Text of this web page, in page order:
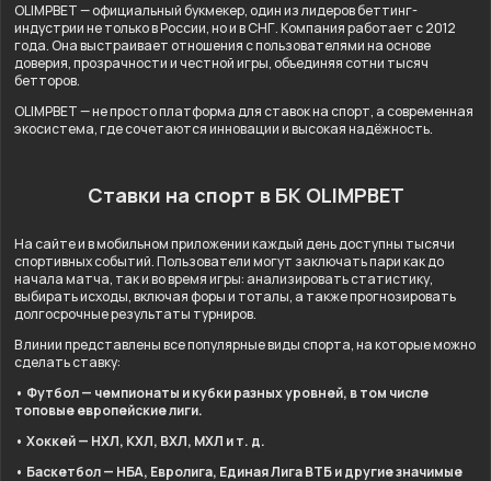
OLIMPBET — официальный букмекер, один из лидеров беттинг-
индустрии не только в России, но и в СНГ. Компания работает с 2012
года. Она выстраивает отношения с пользователями на основе
доверия, прозрачности и честной игры, объединяя сотни тысяч
бетторов.
OLIMPBET — не просто платформа для ставок на спорт, а современная
экосистема, где сочетаются инновации и высокая надёжность.
Ставки на спорт в БК OLIMPBET
На сайте и в мобильном приложении каждый день доступны тысячи
спортивных событий. Пользователи могут заключать пари как до
начала матча, так и во время игры: анализировать статистику,
выбирать исходы, включая форы и тоталы, а также прогнозировать
долгосрочные результаты турниров.
В линии представлены все популярные виды спорта, на которые можно
сделать ставку:
• Футбол — чемпионаты и кубки разных уровней, в том числе
топовые европейские лиги.
• Хоккей — НХЛ, КХЛ, ВХЛ, МХЛ и т. д.
• Баскетбол — НБА, Евролига, Единая Лига ВТБ и другие значимые